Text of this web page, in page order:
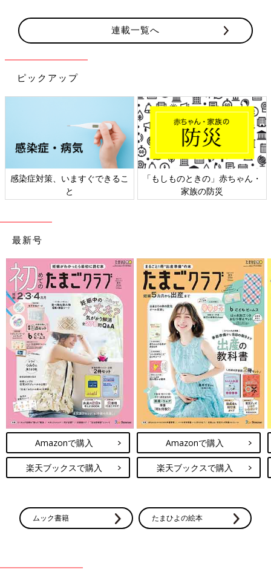
連載一覧へ
ピックアップ
感染症対策、いますぐできるこ
と
「もしものときの」赤ちゃん・
家族の防災
最新号
Amazonで購入
楽天ブックスで購入
Amazonで購入
楽天ブックスで購入
ムック書籍 たまひよの絵本